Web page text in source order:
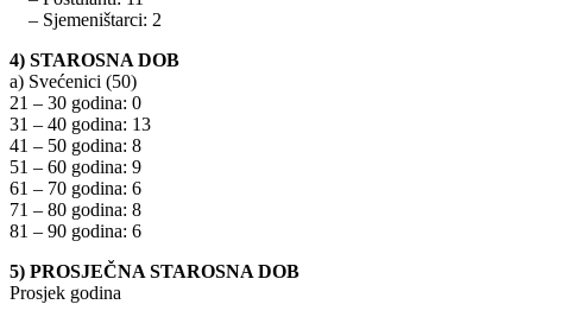
– Sjemeništarci: 2
4) STAROSNA DOB
a) Svećenici (50)
21 – 30 godina: 0
31 – 40 godina: 13
41 – 50 godina: 8
51 – 60 godina: 9
61 – 70 godina: 6
71 – 80 godina: 8
81 – 90 godina: 6
5) PROSJEČNA STAROSNA DOB
Prosjek godina